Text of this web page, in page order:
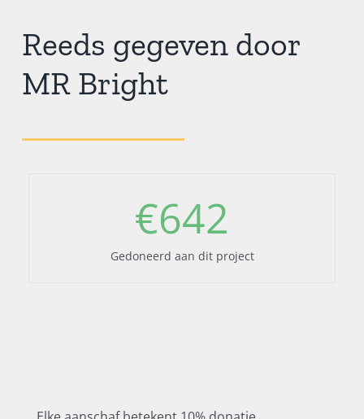
Reeds gegeven door
MR Bright
€642
Gedoneerd aan dit project